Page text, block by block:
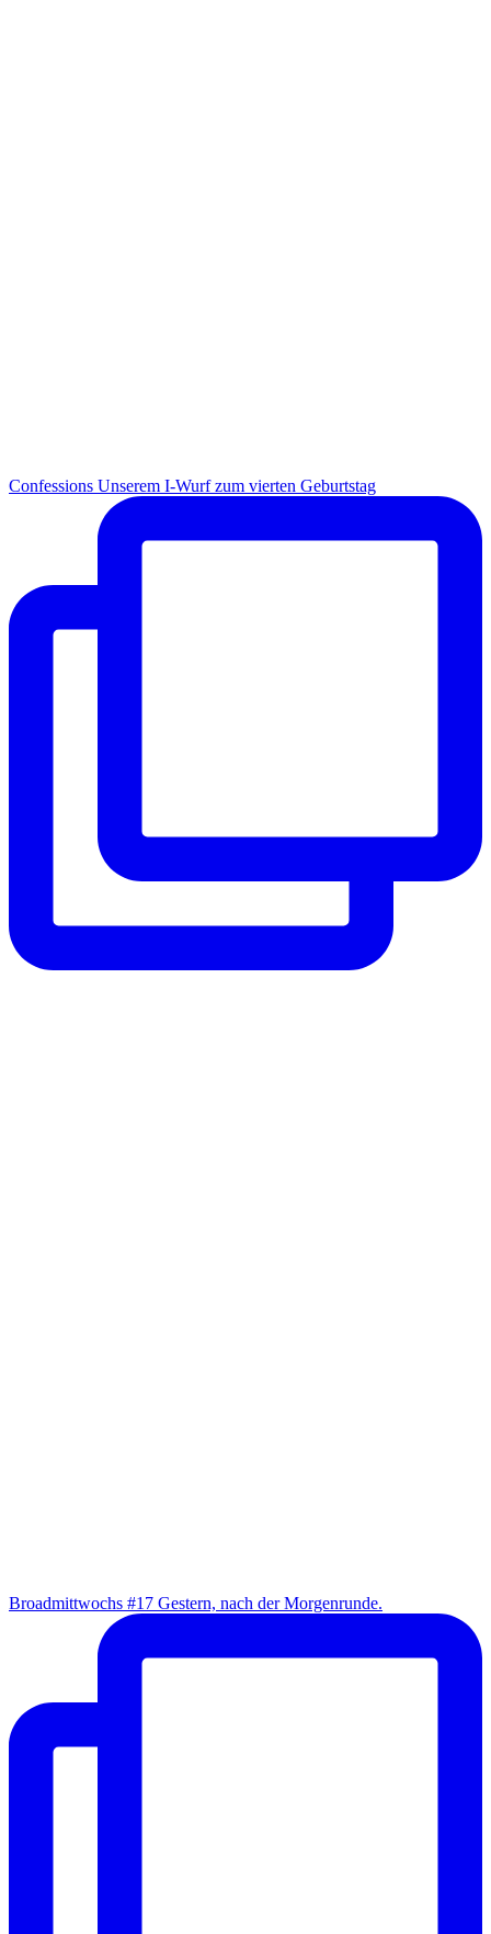
Con­fes­si­ons Unse­rem I-Wurf zum vier­ten Geburtstag
Broad­mitt­wochs #17 Ges­tern, nach der Morgenrunde.